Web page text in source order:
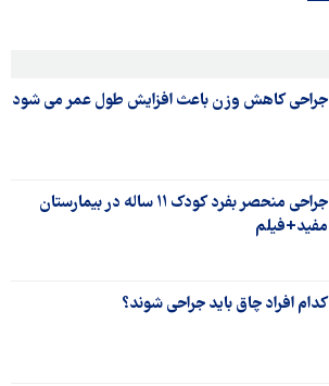
جراحی کاهش وزن باعث افزایش طول عمر می شود
جراحی منحصر بفرد کودک ۱۱ ساله در بیمارستان
مفید+فیلم
کدام افراد چاق باید جراحی شوند؟